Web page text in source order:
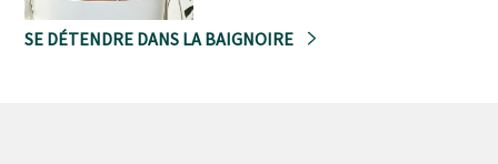
SE DÉTENDRE DANS LA BAIGNOIRE